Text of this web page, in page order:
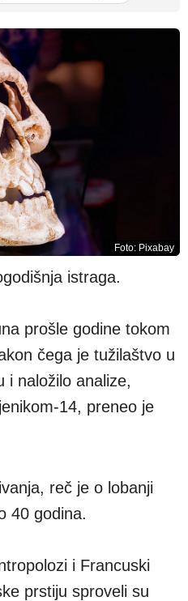
Foto: Pixabay
istraga.
prošle godine tokom
čega je tužilaštvo u
i naložilo analize,
14, preneo je
reč je o lobanji
40 godina.
i Francuski
prstiju sproveli su